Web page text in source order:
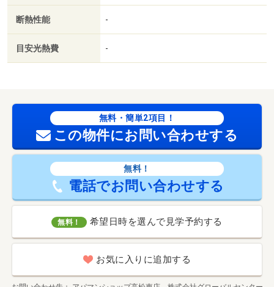
断熱性能 -
目安光熱費 -
無料・簡単2項目！
この物件にお問い合わせする
無料！
電話でお問い合わせする
無料！ 希望日時を選んで見学予約する
お気に入りに追加する